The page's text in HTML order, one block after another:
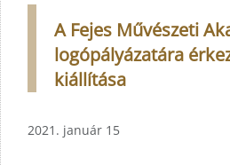
A Fejes Művészeti
logópályázatára
kiállítása
2021. január 15